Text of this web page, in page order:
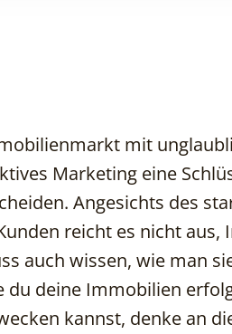
mit
Marketing eine
Angesichts des
reicht es nicht aus,
auch wissen, wie man
du deine Immobilien
kannst, denke an